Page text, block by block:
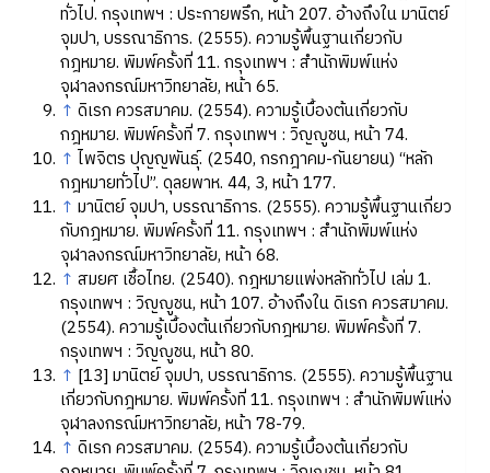
ทั่วไป. กรุงเทพฯ : ประกายพรึก, หน้า 207. อ้างถึงใน มานิตย์
จุมปา, บรรณาธิการ. (2555). ความรู้พื้นฐานเกี่ยวกับ
กฎหมาย. พิมพ์ครั้งที่ 11. กรุงเทพฯ : สำนักพิมพ์แห่ง
จุฬาลงกรณ์มหาวิทยาลัย, หน้า 65.
↑ ดิเรก ควรสมาคม. (2554). ความรู้เบื้องต้นเกี่ยวกับ
กฎหมาย. พิมพ์ครั้งที่ 7. กรุงเทพฯ : วิญญูชน, หน้า 74.
↑ ไพจิตร ปุญญพันธุ์. (2540, กรกฎาคม-กันยายน) “หลัก
กฎหมายทั่วไป”. ดุลยพาห. 44, 3, หน้า 177.
↑ มานิตย์ จุมปา, บรรณาธิการ. (2555). ความรู้พื้นฐานเกี่ยว
กับกฎหมาย. พิมพ์ครั้งที่ 11. กรุงเทพฯ : สำนักพิมพ์แห่ง
จุฬาลงกรณ์มหาวิทยาลัย, หน้า 68.
↑ สมยศ เชื้อไทย. (2540). กฎหมายแพ่งหลักทั่วไป เล่ม 1.
กรุงเทพฯ : วิญญูชน, หน้า 107. อ้างถึงใน ดิเรก ควรสมาคม.
(2554). ความรู้เบื้องต้นเกี่ยวกับกฎหมาย. พิมพ์ครั้งที่ 7.
กรุงเทพฯ : วิญญูชน, หน้า 80.
↑ [13] มานิตย์ จุมปา, บรรณาธิการ. (2555). ความรู้พื้นฐาน
เกี่ยวกับกฎหมาย. พิมพ์ครั้งที่ 11. กรุงเทพฯ : สำนักพิมพ์แห่ง
จุฬาลงกรณ์มหาวิทยาลัย, หน้า 78-79.
↑ ดิเรก ควรสมาคม. (2554). ความรู้เบื้องต้นเกี่ยวกับ